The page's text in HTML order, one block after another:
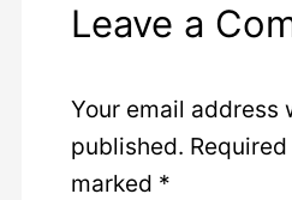
Leave a
Your email address
published.
marked *